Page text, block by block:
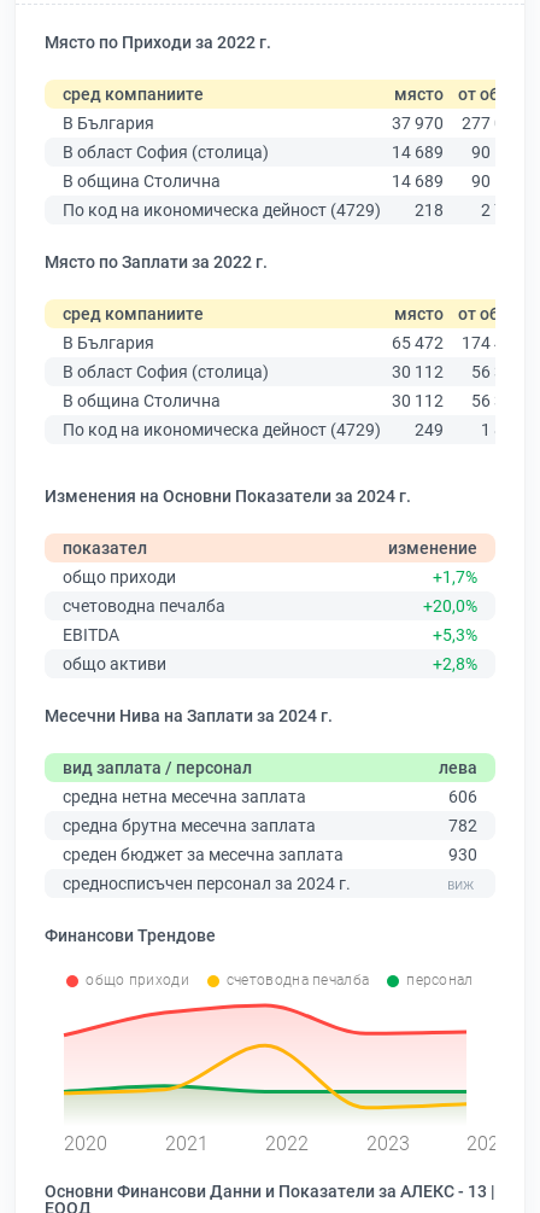
Място по Приходи за 2022 г.
сред компаниите място от общо
В България
37 970
277 019
В област София (столица)
14 689
90 178
В община Столична
14 689
90 178
По код на икономическа дейност (4729)
218 2 714
Място по Заплати за 2022 г.
сред компаниите място от общо
В България
65 472
174 403
В област София (столица)
30 112
56 378
В община Столична
30 112
56 378
По код на икономическа дейност (4729)
249 1 823
Изменения на Основни Показатели за 2024 г.
показател
изменение
общо приходи
+1,7%
счетоводна печалба
+20,0%
EBITDA
+5,3%
общо активи
+2,8%
Месечни Нива на Заплати за 2024 г.
вид заплата / персонал
лева
средна нетна месечна заплата
606
средна брутна месечна заплата
782
среден бюджет за месечна заплата
930
средносписъчен персонал за 2024 г.
Финансови Трендове
общо приходи счетоводна печалба персонал
2020 2021 2022 2023 2024
Основни Финансови Данни и Показатели за АЛЕКС - 13 |
ЕООД